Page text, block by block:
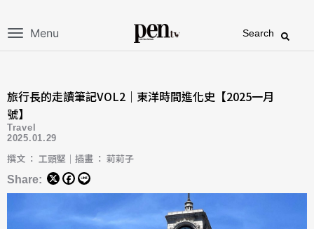
Menu Search
旅行長的走讀筆記VOL2｜東洋時間進化史【2025一月
號】
Travel
2025.01.29
撰文 ： 工頭堅｜插畫 ： 莉莉子
Share: